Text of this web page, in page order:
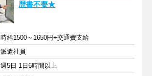
歴書不要★
時給1500～1650円+交通費支給
派遣社員
週5日 1日6時間以上